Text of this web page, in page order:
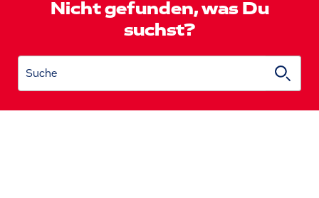
Nicht gefunden, was Du
suchst?
Suche